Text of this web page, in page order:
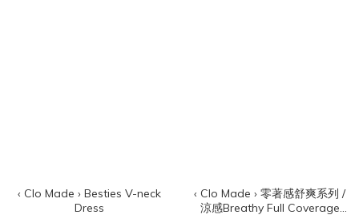
‹ Clo Made › Besties V-neck
Dress
‹ Clo Made › 零著感舒爽系列 /
涼感Breathy Full Coverage